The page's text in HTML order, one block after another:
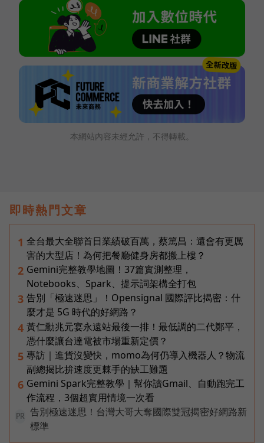
本網站內容未經允許，不得轉載。
即時熱門文章
1 全台最大全聯首日業績破百萬，蔡篤昌：還會有更厲
害的大型店！為何把餐廳健身房都搬上樓？
2 Gemini完整教學地圖！37篇實測整理，
Notebooks、Spark、提示詞架構全打包
3 告別「極速迷思」！Opensignal 國際評比揭密：什
麼才是 5G 時代的好網路？
4 黃仁勳兆元宴永遠站最後一排！最低調的二代鄭平，
憑什麼讓台達電被市場重新定價？
5 專訪｜進貨沒變快，momo為何仍導入機器人？物流
副總揭比拚速度更棘手的缺工難題
6 Gemini Spark完整教學｜幫你讀Gmail、自動跑完工
作流程，3個超實用情境一次看
PR
告別極速迷思！台灣大哥大奪國際雙冠揭密好網路新
標準